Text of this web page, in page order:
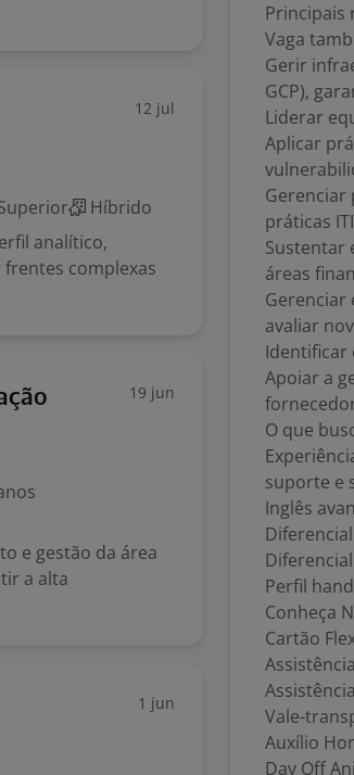
12 jul
Híbrido
analítico,
complexas
19 jun
e gestão da área
a alta
1 jun
Principais
Vaga
Gerir
GCP),
Liderar
Aplicar
Gerenciar
práticas
Sustentar
áreas
Gerenciar
avaliar
Identificar
Apoiar a
O que
suporte e
Inglês
Perfil
Conheça
Cartão
Vale-
Auxílio
Day Off